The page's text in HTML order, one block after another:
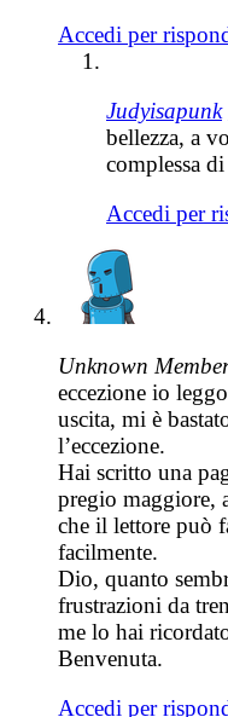
Accedi per
Judyisapunk
bellezza, a
complessa
Accedi per
Unknown
eccezione io
uscita, mi è
l’eccezione.
Hai scritto una
pregio maggiore,
che il lettore può
facilmente.
Dio, quanto
frustrazioni da
me lo hai
Benvenuta.
Accedi per